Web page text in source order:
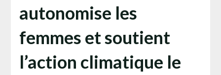
autonomise les
femmes et soutient
l’action climatique le